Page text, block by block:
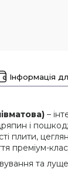
Інформація
–
і
преміум-
та